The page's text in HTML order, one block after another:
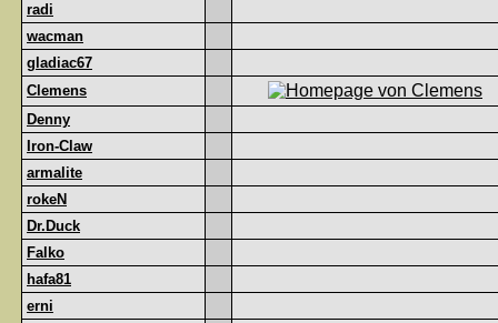
radi
wacman
gladiac67
Clemens
Denny
Iron-Claw
armalite
rokeN
Dr.Duck
Falko
hafa81
erni